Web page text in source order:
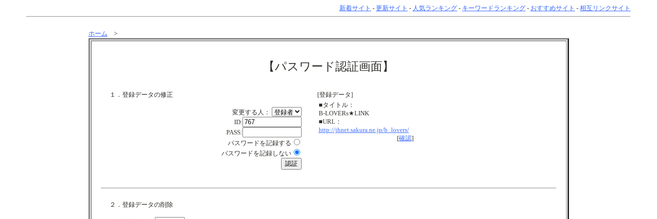
新着サイト -更新サイト - 人気ランキング - キーワードランキング - おすすめサイト -相互リンクサイト
ホーム >
【パスワード認証画面】
１．登録データの修正
変更する人：
ID:
PASS:
パスワードを記録する
パスワードを記録しない
[登録データ]
■タイトル：
B-LOVERs★LINK
■URL：
http://jhnet.sakura.ne.jp/b_lovers/
[確認]
２．登録データの削除